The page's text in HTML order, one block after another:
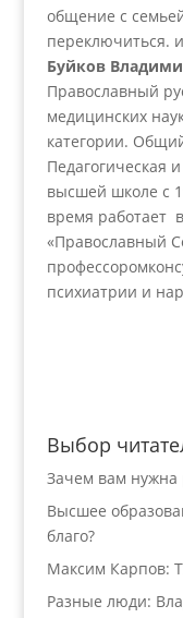
общение с
переключиться.
Буйков
Православный
медицинских
категории.
Педагогическая
высшей школе с
время работает
«Православный
психиатрии и
Выбор
Зачем вам нужна
Высшее
благо?
Максим Карпов:
Разные люди: